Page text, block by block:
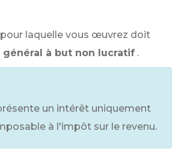
laquelle vous œuvrez doit
à but non lucratif .
un intérêt uniquement
à l'impôt sur le revenu.